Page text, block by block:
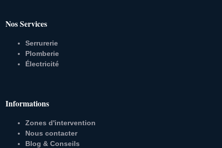
Nos Services
Serrurerie
Plomberie
Électricité
Informations
Zones d'intervention
Nous contacter
Blog & Conseils